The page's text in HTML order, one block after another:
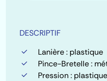
DESCRIPTIF
Lanière : plastique
Pince-Bretelle :
Pression : plastique